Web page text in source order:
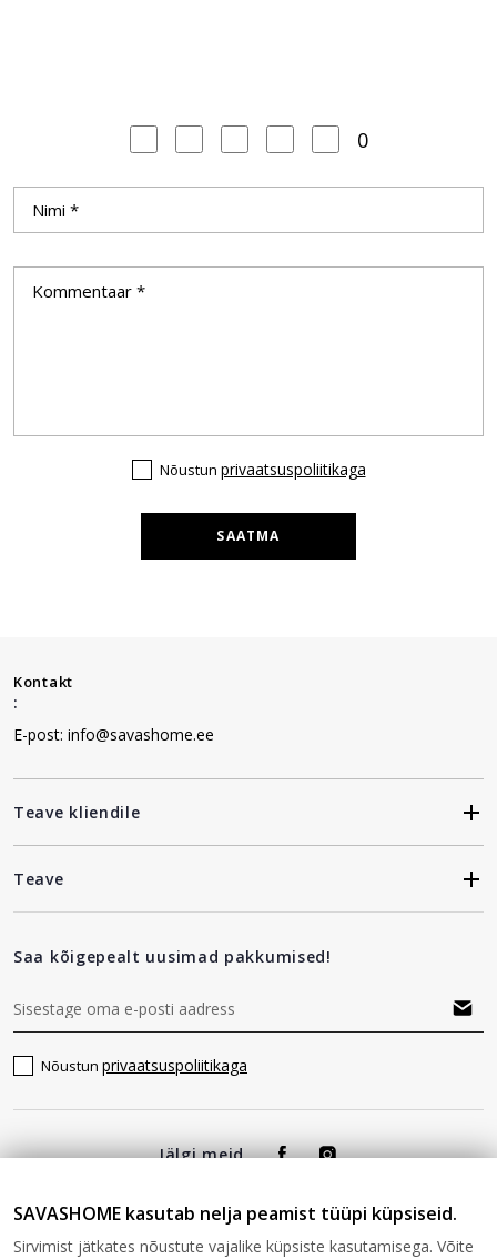
0
Nõustun privaatsuspoliitikaga
SAATMA
Kontakt
:
E-post: info@savashome.ee
Teave kliendile
Teave
Saa kõigepealt uusimad pakkumised!
Nõustun privaatsuspoliitikaga
Jälgi meid
SAVASHOME kasutab nelja peamist tüüpi küpsiseid.
Sirvimist jätkates nõustute vajalike küpsiste kasutamisega. Võite